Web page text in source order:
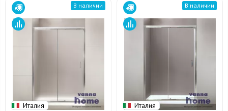
Италия
В наличии
Италия
В наличии